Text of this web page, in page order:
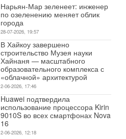
Нарьян-Мар зеленеет: инженер
по озеленению меняет облик
города
28-07-2026, 19:57
В Хайкоу завершено
строительство Музея науки
Хайнаня — масштабного
образовательного комплекса с
«облачной» архитектурой
2-06-2026, 17:46
Huawei подтвердила
использование процессора Kirin
9010S во всех смартфонах Nova
16
2-06-2026, 12:18